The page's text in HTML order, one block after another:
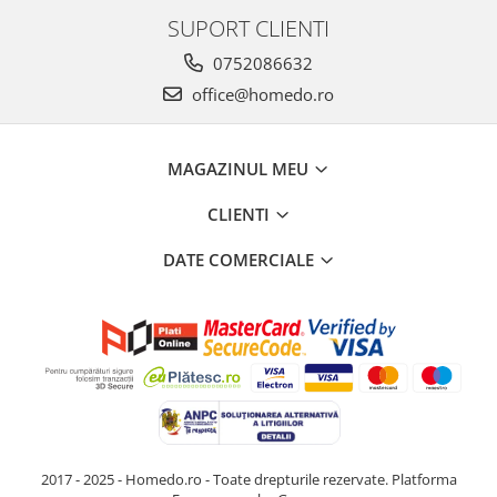
SUPORT CLIENTI
0752086632
office@homedo.ro
MAGAZINUL MEU
CLIENTI
DATE COMERCIALE
2017 - 2025 - Homedo.ro - Toate drepturile rezervate. Platforma